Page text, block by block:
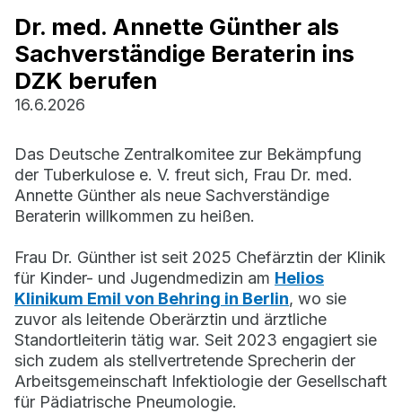
Dr. med. Annette Günther als
Sachverständige Beraterin ins
DZK berufen
16.6.2026
Das Deutsche Zentralkomitee zur Bekämpfung
der Tuberkulose e. V. freut sich, Frau Dr. med.
Annette Günther als neue Sachverständige
Beraterin willkommen zu heißen.
Frau Dr. Günther ist seit 2025 Chefärztin der Klinik
für Kinder- und Jugendmedizin am Helios
Klinikum Emil von Behring in Berlin, wo sie
zuvor als leitende Oberärztin und ärztliche
Standortleiterin tätig war. Seit 2023 engagiert sie
sich zudem als stellvertretende Sprecherin der
Arbeitsgemeinschaft Infektiologie der Gesellschaft
für Pädiatrische Pneumologie.